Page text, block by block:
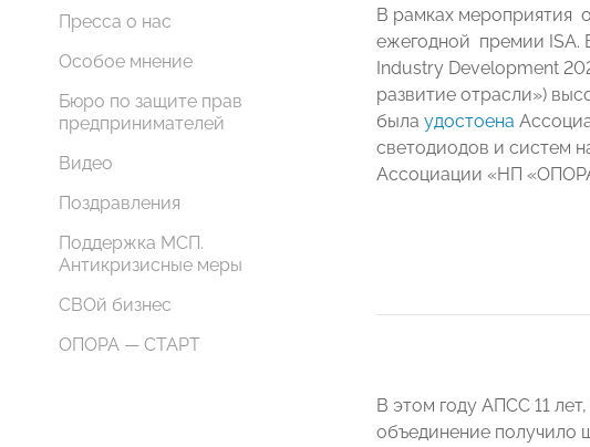
Пресса о нас
Особое мнение
Бюро по защите прав
предпринимателей
Видео
Поздравления
Поддержка МСП.
Антикризисные меры
СВОй бизнес
ОПОРА — СТАРТ
В рамках мероприятия
ежегодной премии ISA.
Industry Development
развитие отрасли»)
была удостоена
светодиодов и систем
Ассоциации «НП
В этом году АПСС 11
объединение получило